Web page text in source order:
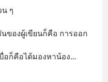
ๆ
ของผู้เขียนก็คือ การออก
อก็คือได้มองหาน้อง...